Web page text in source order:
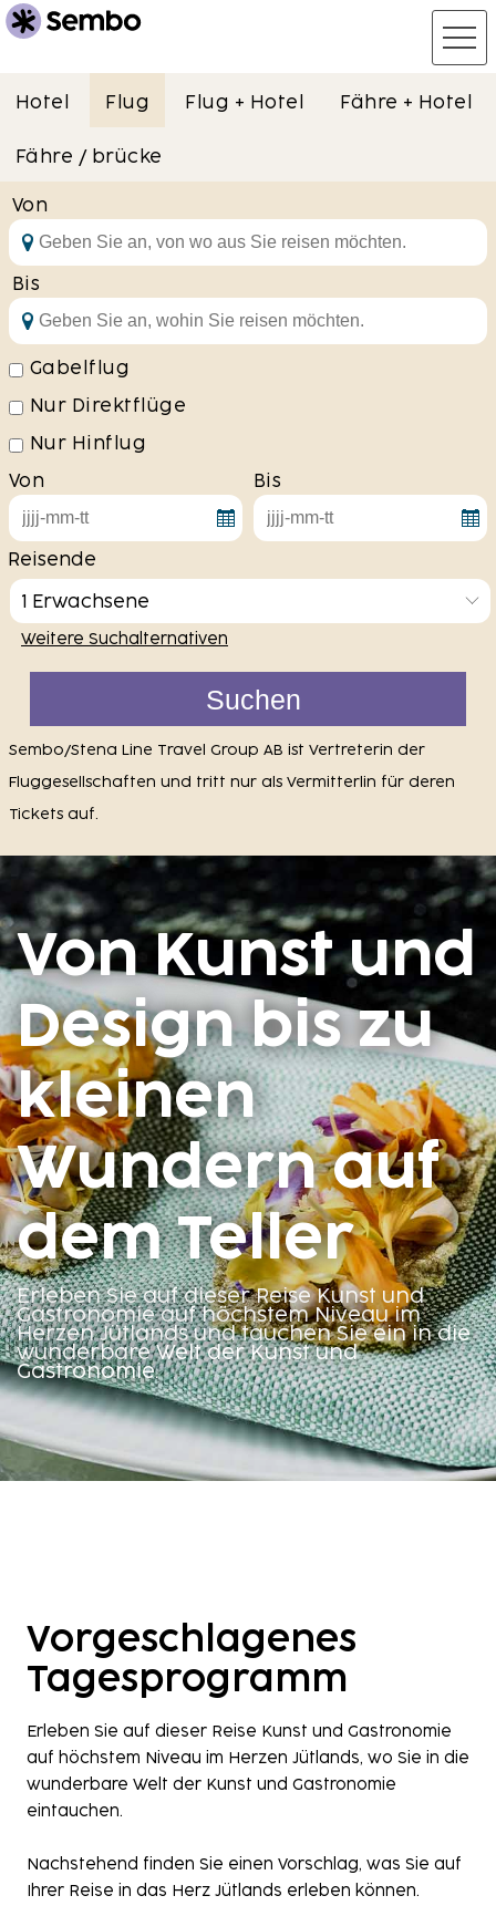
Hotel Flug Flug + Hotel Fähre + Hotel
Fähre / brücke
Von
Bis
Gabelflug
Nur Direktflüge
Nur Hinflug
Von Bis
Reisende
1 Erwachsene
Weitere Suchalternativen
Sembo/Stena Line Travel Group AB ist Vertreterin der
Fluggesellschaften und tritt nur als Vermitterlin für deren
Tickets auf.
Von Kunst und
Design bis zu
kleinen
Wundern auf
dem Teller
Erleben Sie auf dieser Reise Kunst und
Gastronomie auf höchstem Niveau im
Herzen Jütlands und tauchen Sie ein in die
wunderbare Welt der Kunst und
Gastronomie.
Vorgeschlagenes
Tagesprogramm
Erleben Sie auf dieser Reise Kunst und Gastronomie
auf höchstem Niveau im Herzen Jütlands, wo Sie in die
wunderbare Welt der Kunst und Gastronomie
eintauchen.
Nachstehend finden Sie einen Vorschlag, was Sie auf
Ihrer Reise in das Herz Jütlands erleben können.